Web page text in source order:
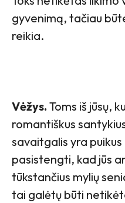
gyvenimą, tačiau
reikia.
Vėžys. Toms iš jūsų,
romantiškus
savaitgalis yra
pasistengti, kad jūs
tūkstančius mylių
tai galėtų būti